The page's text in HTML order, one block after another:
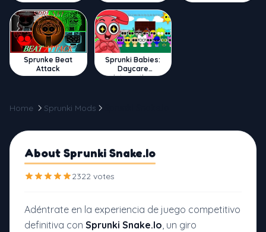
Sprunke Beat
Attack
Sprunki Babies:
Daycare
Interactive
Home Sprunki Mods
About Sprunki Snake.Io
2322 votes
Adéntrate en la experiencia de juego competitivo
definitiva con Sprunki Snake.Io, un giro